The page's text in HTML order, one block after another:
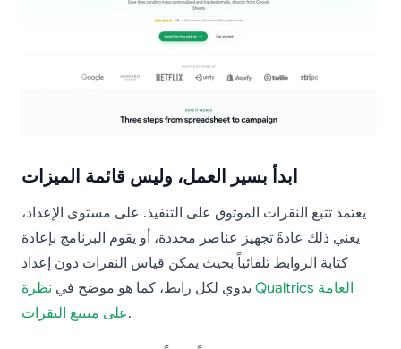
ابدأ بسير العمل، وليس قائمة الميزات
يعتمد تتبع النقرات الموثوق على التنفيذ. على مستوى الإعداد،
يعني ذلك عادةً تجهيز عناصر محددة، أو يقوم البرنامج بإعادة
كتابة الروابط تلقائياً بحيث يمكن قياس النقرات دون إعداد
يدوي لكل رابط، كما هو موضح في نظرة Qualtrics العامة
على متتبع النقرات.